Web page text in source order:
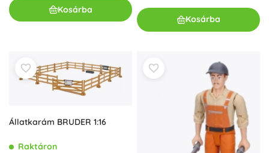
Kosárba
Kosárba
Állatkarám BRUDER 1:16
Raktáron